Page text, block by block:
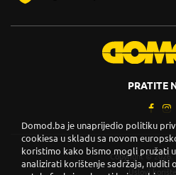
PRATITE
Copyright © 2026.
Uslovi
Domod.ba je unaprijedio politiku
cookiesa u skladu sa novom
koristimo kako bismo mogli pružati
analizirati korištenje sadržaja, nuditi